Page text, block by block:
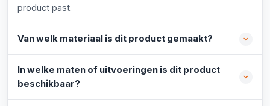
product past.
Van welk materiaal is dit product gemaakt?
In welke maten of uitvoeringen is dit product
beschikbaar?